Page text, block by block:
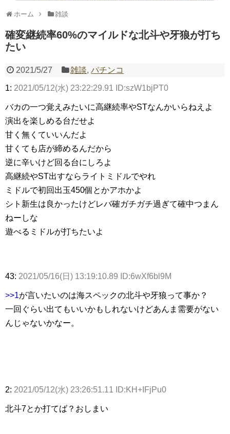
無職のパチンコカス(22)なんやが、ワイの人生どれくら
AngelBeats!とかいうクソアニメの思い出ｗｗｗ
Powered by livedoor 相互RSS
ホーム 雑談
確変継続率60%のマイルドな北斗や牙狼が打ち
たい
2021/5/27 雑談,パチンコ
1: 2021/05/12(水) 23:22:29.91 ID:szW1bjPT0
バカの一つ覚えみたいに高継続率やSTなんかいらねえよ
演出を楽しめる台だせよ
甘く無くていいんだよ
甘くても店が締めるんだから
逆に辛いけど回る台にしろよ
高継続やST出すならライトミドルでやれ
ミドルで初回出玉450個とかアホかよ
シト新生は良かったけどレバ確ガチガチ過ぎて確中つまん
ねーしな
遊べるミドルが打ちたいよ
43: 2021/05/16(日) 13:19:10.89 ID:6wXf6bl9M
>>1が言いたいのは海スペックの北斗や牙狼って事か？
一回ぐらい出てもいいかもしれないけどあんま需要がない
んじゃないかなー。
2: 2021/05/12(水) 23:26:51.11 ID:KH+IFjPu0
北斗7とか打てば？おしまい